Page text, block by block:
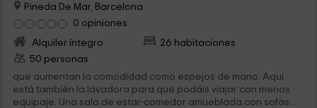
Pineda De Mar, Barcelona
0 opiniones
Alquiler íntegro
26 habitaciones
50 personas
que aumentan la comodidad como espejos de mano. Aquí
está también la lavadora para que podáis viajar con menos
equipaje. Una sala de estar-comedor amueblada con sofás...